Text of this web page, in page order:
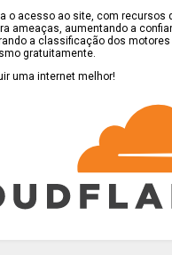
o acesso ao site, com recursos
ameaças, aumentando a
a classificação dos motores
gratuitamente.
uma internet melhor!